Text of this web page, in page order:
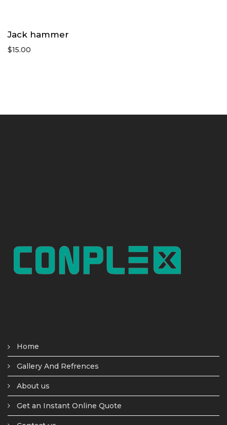
Jack hammer
$15.00
Home
Gallery And Refrences
About us
Get an Instant Online Quote